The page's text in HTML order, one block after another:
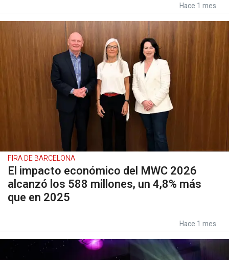
Hace 1 mes
FIRA DE BARCELONA
El impacto económico del MWC 2026
alcanzó los 588 millones, un 4,8% más
que en 2025
Hace 1 mes